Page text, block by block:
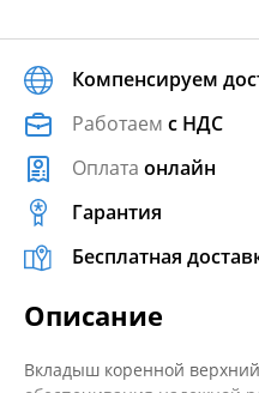
Компенсируем
Работаем с НДС
Оплата онлайн
Гарантия
Бесплатная
Описание
Вкладыш коренной